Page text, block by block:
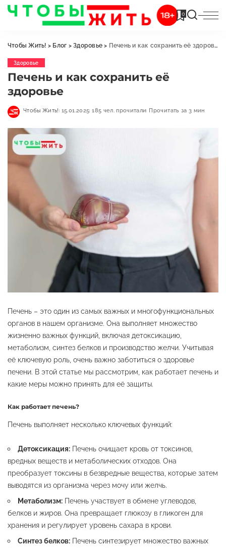
0
Чтобы Жить! > Блог >Здоровье > Печень и как сохранить её здоровье
Здоровье
Печень и как сохранить её
здоровье
Чтобы Жить! 15.01.2025 185 чел. прочитали Прочитать за 3 мин
Печень – это один из самых важных и многофункциональных
органов в нашем организме. Она выполняет множество
жизненно важных функций, включая детоксикацию,
метаболизм, синтез белков и производство желчи. Учитывая
её ключевую роль, очень важно заботиться о здоровье
печени. В этой статье мы рассмотрим, как работает печень и
какие меры можно принять для её защиты.
Как работает печень?
Печень выполняет несколько ключевых функций:
Детоксикация: Печень очищает кровь от токсинов,
вредных веществ и метаболических отходов. Она
преобразует токсины в безвредные вещества, которые затем
выводятся из организма через мочу или желчь.
Метаболизм: Печень участвует в обмене углеводов,
белков и жиров. Она превращает глюкозу в гликоген для
хранения и регулирует уровень сахара в крови.
Синтез белков: Печень синтезирует множество важных